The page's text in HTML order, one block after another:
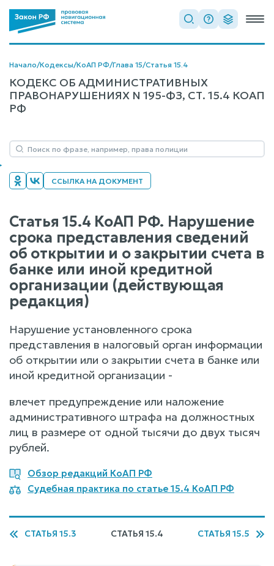
Начало/Кодексы/КоАП РФ/Глава 15/Статья 15.4
КОДЕКС ОБ АДМИНИСТРАТИВНЫХ
ПРАВОНАРУШЕНИЯХ N 195-ФЗ, СТ. 15.4 КОАП
РФ
ССЫЛКА НА ДОКУМЕНТ
Статья 15.4 КоАП РФ. Нарушение
срока представления сведений
об открытии и о закрытии счета в
банке или иной кредитной
организации (действующая
редакция)
Нарушение установленного срока
представления в налоговый орган информации
об открытии или о закрытии счета в банке или
иной кредитной организации -
влечет предупреждение или наложение
административного штрафа на должностных
лиц в размере от одной тысячи до двух тысяч
рублей.
Обзор редакций КоАП РФ
Судебная практика по статье 15.4 КоАП РФ
СТАТЬЯ 15.3 СТАТЬЯ 15.4 СТАТЬЯ 15.5